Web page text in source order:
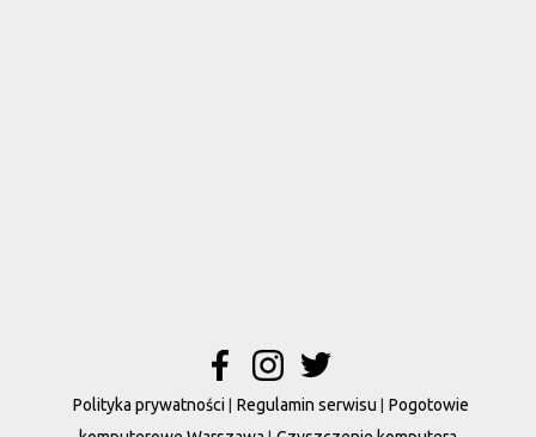
Polityka prywatności Regulamin serwisu
Pogotowie